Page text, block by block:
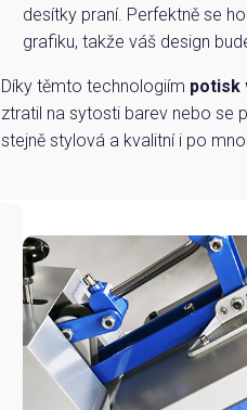
desítky praní. Perfektně se
grafiku, takže váš design
Díky těmto technologiím potisk
ztratil na sytosti barev nebo se
stejně stylová a kvalitní i po